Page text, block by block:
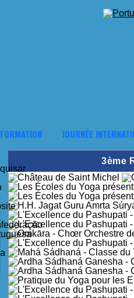
FORMATION JOURNÉE
3ème